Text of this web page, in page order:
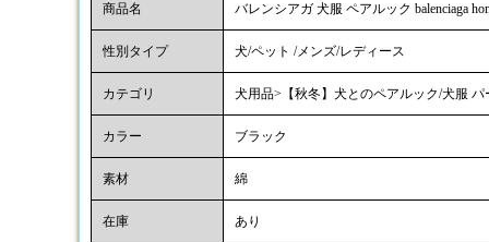
商品名 バレンシアガ 犬服 ペアルック balenciaga
性別タイプ 犬/ペット /メンズ/レディース
カテゴリ 犬用品>【秋冬】犬とのペアルック/犬服 パ
カラー ブラック
素材 綿
在庫 あり